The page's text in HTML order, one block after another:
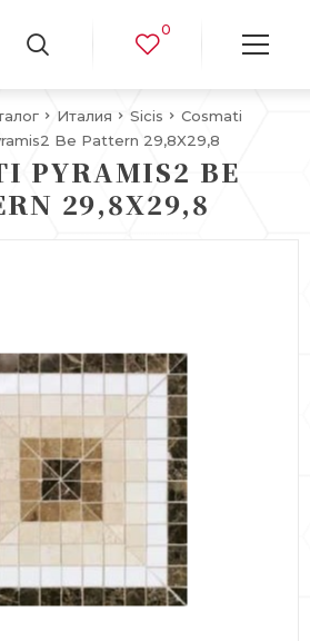
0
Италия Sicis
Cosmati
Be Pattern 29,8X29,8
PYRAMIS2 BE
29,8X29,8